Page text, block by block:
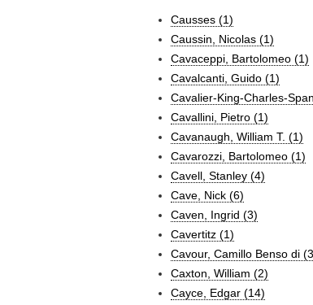
Causses (1)
Caussin, Nicolas (1)
Cavaceppi, Bartolomeo (1)
Cavalcanti, Guido (1)
Cavalier-King-Charles-
Cavallini, Pietro (1)
Cavanaugh, William T. (1)
Cavarozzi, Bartolomeo (1)
Cavell, Stanley (4)
Cave, Nick (6)
Caven, Ingrid (3)
Cavertitz (1)
Cavour, Camillo Benso di
Caxton, William (2)
Cayce, Edgar (14)